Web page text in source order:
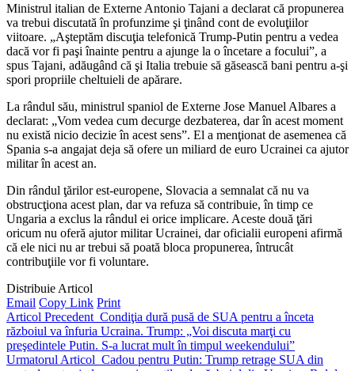
Ministrul italian de Externe Antonio Tajani a declarat că propunerea
va trebui discutată în profunzime şi ţinând cont de evoluţiilor
viitoare. „Aşteptăm discuţia telefonică Trump-Putin pentru a vedea
dacă vor fi paşi înainte pentru a ajunge la o încetare a focului”, a
spus Tajani, adăugând că şi Italia trebuie să găsească bani pentru a-şi
spori propriile cheltuieli de apărare.
La rândul său, ministrul spaniol de Externe Jose Manuel Albares a
declarat: „Vom vedea cum decurge dezbaterea, dar în acest moment
nu există nicio decizie în acest sens”. El a menţionat de asemenea că
Spania s-a angajat deja să ofere un miliard de euro Ucrainei ca ajutor
militar în acest an.
Din rândul ţărilor est-europene, Slovacia a semnalat că nu va
obstrucţiona acest plan, dar va refuza să contribuie, în timp ce
Ungaria a exclus la rândul ei orice implicare. Aceste două ţări
oricum nu oferă ajutor militar Ucrainei, dar oficialii europeni afirmă
că ele nici nu ar trebui să poată bloca propunerea, întrucât
contribuţiile vor fi voluntare.
Distribuie Articol
Email Copy Link Print
Articol Precedent Condiţia dură pusă de SUA pentru a înceta
războiul va înfuria Ucraina. Trump: „Voi discuta marţi cu
preşedintele Putin. S-a lucrat mult în timpul weekendului”
Urmatorul Articol Cadou pentru Putin: Trump retrage SUA din